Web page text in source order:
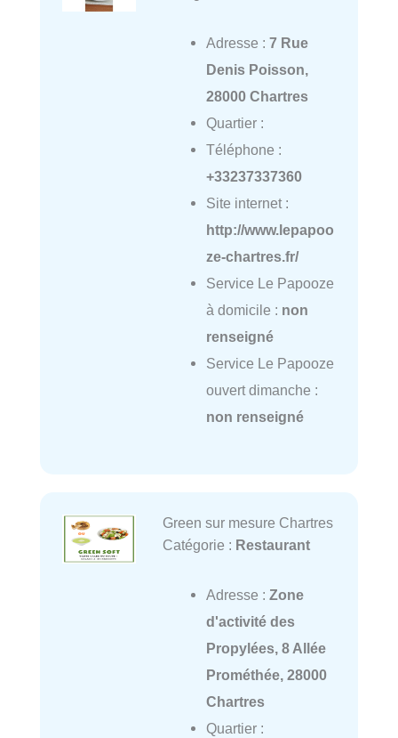
Adresse : 7 Rue
Denis Poisson,
28000 Chartres
Quartier :
Téléphone :
+33237337360
Site internet :
http://www.lepapoo
ze-chartres.fr/
Service Le Papooze
à domicile : non
renseigné
Service Le Papooze
ouvert dimanche :
non renseigné
Green sur mesure Chartres
Catégorie : Restaurant
Adresse : Zone
d'activité des
Propylées, 8 Allée
Prométhée, 28000
Chartres
Quartier :